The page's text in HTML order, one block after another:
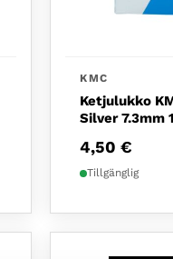
KMC
Ketjulukko
Silver 7.3mm
4,50€
Tillgänglig